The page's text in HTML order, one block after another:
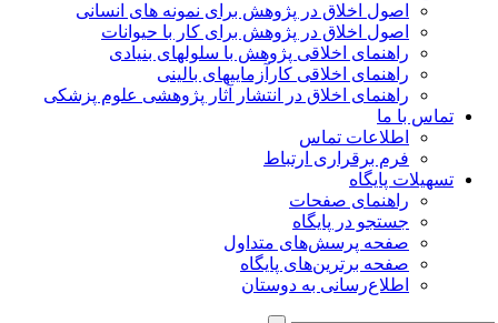
اصول اخلاق در پژوهش برای نمونه های انسانی
اصول اخلاق در پژوهش برای کار با حیوانات
راهنمای اخلاقی پژوهش با سلولهای بنیادی
راهنمای اخلاقی کارآزماییهای بالینی
راهنمای اخلاق در انتشار آثار پژوهشی علوم پزشکی
تماس با ما
اطلاعات تماس
فرم برقراری ارتباط
تسهیلات پایگاه
راهنمای صفحات
جستجو در پایگاه
صفحه پرسش‌های متداول
صفحه برترین‌های پایگاه
اطلاع‌رسانی به دوستان